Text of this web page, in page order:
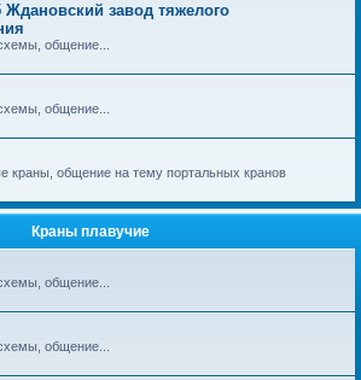
Ждановский завод тяжелого
общение...
общение...
краны, общение на тему портальных кранов
Краны плавучие
общение...
общение...